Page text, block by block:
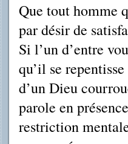
Que tout homme
par désir de
Si l’un d’entre
qu’il se
d’un Dieu
parole en
restriction